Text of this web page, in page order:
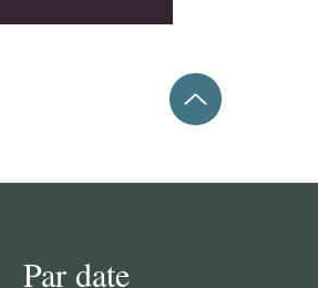
Par date